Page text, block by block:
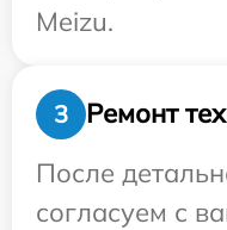
Meizu.
3
Ремонт
После
согласуем с